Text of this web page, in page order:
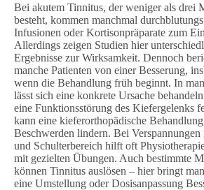
Bei akutem Tinnitus, der weniger als drei
besteht, kommen manchmal
Infusionen oder Kortisonpräparate zum
Allerdings zeigen Studien hier
Ergebnisse zur Wirksamkeit. Dennoch
manche Patienten von einer Besserung,
wenn die Behandlung früh beginnt. In
lässt sich eine konkrete Ursache
eine Funktionsstörung des Kiefergelenks
kann eine kieferorthopädische
Beschwerden lindern. Bei
und Schulterbereich hilft oft
mit gezielten Übungen. Auch bestimmte
können Tinnitus auslösen – hier bringt
eine Umstellung oder Dosisanpassung